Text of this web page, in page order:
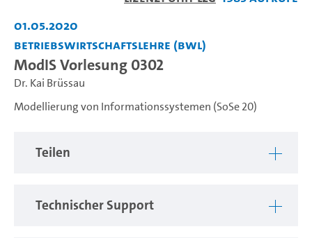
01.05.2020
Betriebswirtschaftslehre (BWL)
ModIS Vorlesung 0302
Dr. Kai Brüssau
Modellierung von Informationssystemen (SoSe 20)
Teilen
Technischer Support